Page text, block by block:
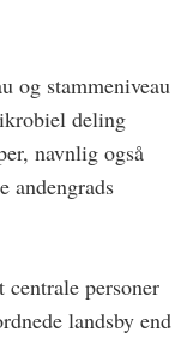
og stammeniveau
deling
navnlig også
andengrads
centrale personer
landsby end